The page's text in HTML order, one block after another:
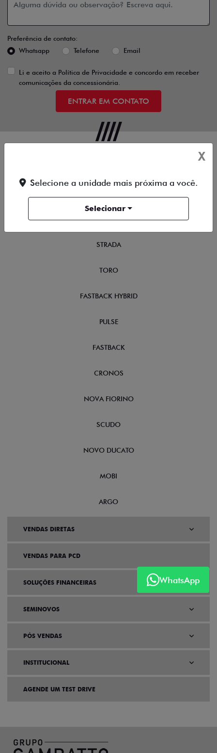
Preferência de contato:
Whatsapp
Telefone Email
Li e aceito a Política de Privacidade e concordo em receber
comunicações da concessionária.
ENTRAR EM CONTATO
WhatsApp
TITANO
STRADA
TORO
FASTBACK HYBRID
PULSE
FASTBACK
CRONOS
NOVA FIORINO
SCUDO
NOVO DUCATO
MOBI
ARGO
VENDAS DIRETAS
VENDAS PARA PCD
SOLUÇÕES FINANCEIRAS
SEMINOVOS
PÓS VENDAS
INSTITUCIONAL
AGENDE UM TEST DRIVE
X
Selecione a unidade mais próxima a você.
Selecionar